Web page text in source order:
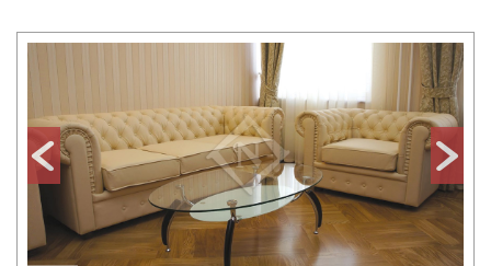
prev next